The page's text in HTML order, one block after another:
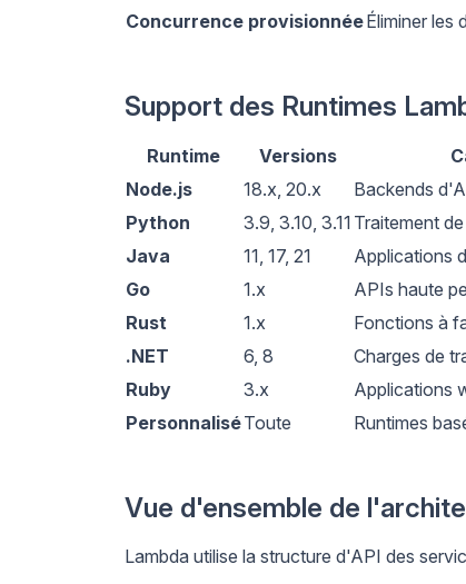
Concurrence provisionnéeÉliminer les
Support des Runtimes
Runtime Versions
Node.js
18.x, 20.x
Backends
Python
3.9, 3.10, 3.11 Traitement
Java
11, 17, 21
Applications
Go
1.x
APIs haute
Rust
1.x
Fonctions à
.NET
6, 8
Charges de
Ruby
3.x
Applications
PersonnaliséToute Runtimes
Vue d'ensemble de
Lambda utilise la structure d'API des